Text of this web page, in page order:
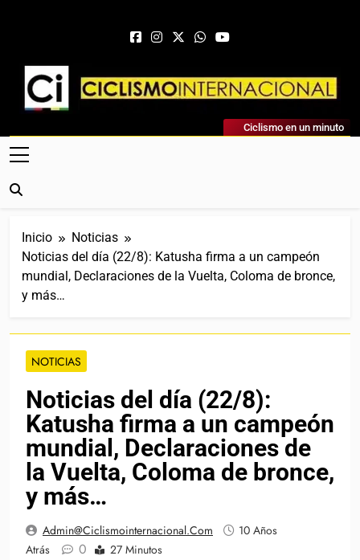
Ciclismo Internacional
Web Dedicada Al Ciclismo Mundial. Entrevistas, Análisis,
Crónicas, Previas Y Más. La Web Ciclista De Referencia.
Ciclismo en un minuto
Inicio
Noticias
Noticias del día (22/8): Katusha firma a un campeón
mundial, Declaraciones de la Vuelta, Coloma de bronce,
y más…
NOTICIAS
Noticias del día (22/8):
Katusha firma a un campeón
mundial, Declaraciones de
la Vuelta, Coloma de bronce,
y más…
Admin@ciclismointernacional.com
10 Años
Atrás
0 27 Minutos